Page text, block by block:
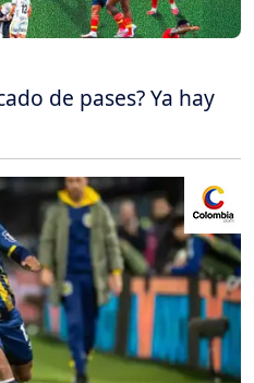
de pases? Ya hay